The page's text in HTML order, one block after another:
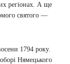
регіонах. А ще
святого —
1794 року.
Нямецького